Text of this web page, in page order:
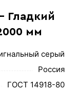
Гладкий
мм
серый
Россия
ГОСТ 14918-80